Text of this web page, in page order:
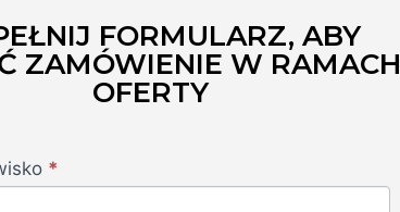
FORMULARZ, ABY
ZAMÓWIENIE W RAMACH
OFERTY
*